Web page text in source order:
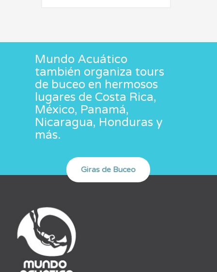
Mundo Acuático
también organiza tours
de buceo en hermosos
lugares de Costa Rica,
México, Panamá,
Nicaragua, Honduras y
más.